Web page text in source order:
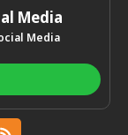
Media
Media